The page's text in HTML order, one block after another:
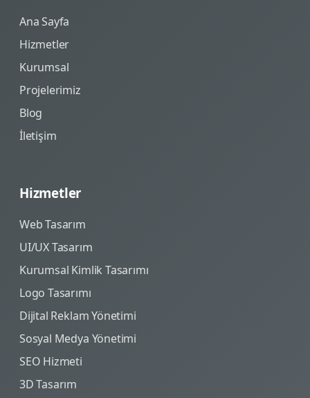
Ana Sayfa
Hizmetler
Kurumsal
Projelerimiz
Blog
İletişim
Hizmetler
Web Tasarım
UI/UX Tasarım
Kurumsal Kimlik Tasarımı
Logo Tasarımı
Dijital Reklam Yönetimi
Sosyal Medya Yönetimi
SEO Hizmeti
3D Tasarım